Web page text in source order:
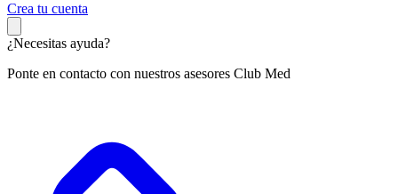
Crea tu cuenta
¿Necesitas ayuda?
Ponte en contacto con nuestros asesores Club Med